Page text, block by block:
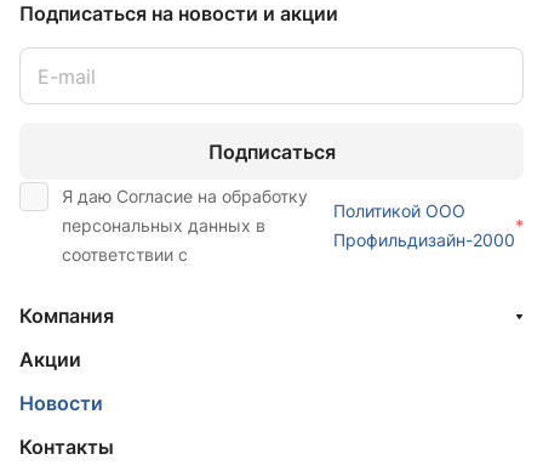
Подписаться на новости и акции
Подписаться
Я даю Согласие на обработку
персональных данных в
соответствии с
Политикой ООО
Профильдизайн-2000
*
Компания
Акции
Новости
Контакты